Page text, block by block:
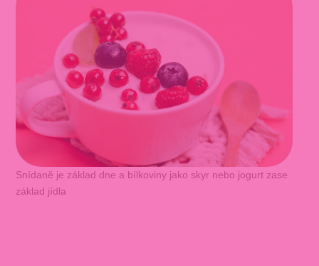
Snídaně je základ dne a bílkoviny jako skyr nebo jogurt zase
základ jídla